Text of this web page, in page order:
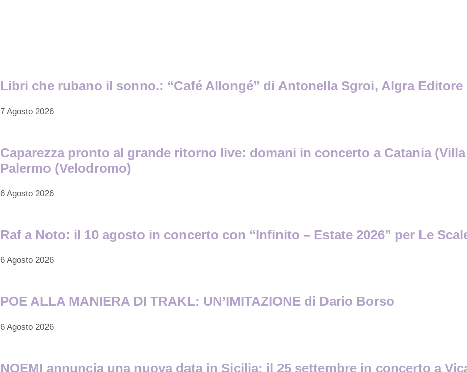
Libri che rubano il sonno.: “Café Allongé” di Antonella Sgroi, Algra Editore
7 Agosto 2026
Caparezza pronto al grande ritorno live: domani in concerto a Catania
Palermo (Velodromo)
6 Agosto 2026
Raf a Noto: il 10 agosto in concerto con “Infinito – Estate 2026” per Le
6 Agosto 2026
POE ALLA MANIERA DI TRAKL: UN’IMITAZIONE di Dario Borso
6 Agosto 2026
NOEMI annuncia una nuova data in Sicilia: il 25 settembre in concerto a